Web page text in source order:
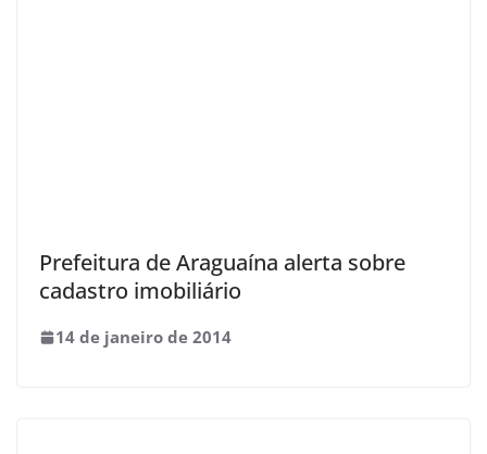
Prefeitura de Araguaína alerta sobre
cadastro imobiliário
14 de janeiro de 2014